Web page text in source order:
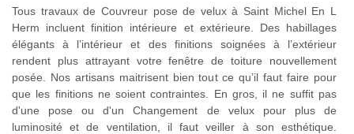
Tous travaux de Couvreur pose de velux à Saint Michel En L
Herm incluent finition intérieure et extérieure. Des habillages
élégants à l’intérieur et des finitions soignées à l’extérieur
rendent plus attrayant votre fenêtre de toiture nouvellement
posée. Nos artisans maitrisent bien tout ce qu’il faut faire pour
que les finitions ne soient contraintes. En gros, il ne suffit pas
d'une pose ou d'un Changement de velux pour plus de
luminosité et de ventilation, il faut veiller à son esthétique.